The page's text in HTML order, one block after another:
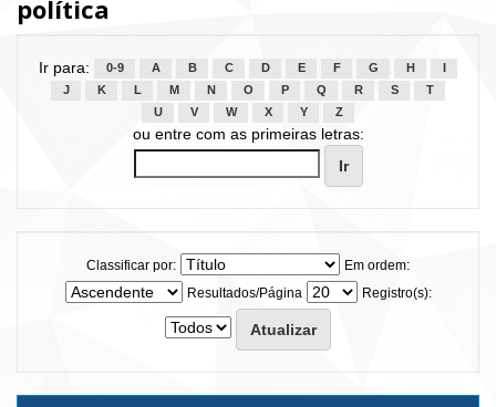
política
Ir para: 0-9 A B C D E F G H
J
K L M N O P Q R S
T
U
V W X Y Z
ou entre com as primeiras letras:
Classificar por:
Em ordem:
Resultados/Página
Registro(s):